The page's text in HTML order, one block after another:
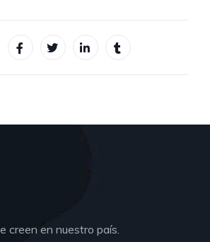
creen en nuestro país.